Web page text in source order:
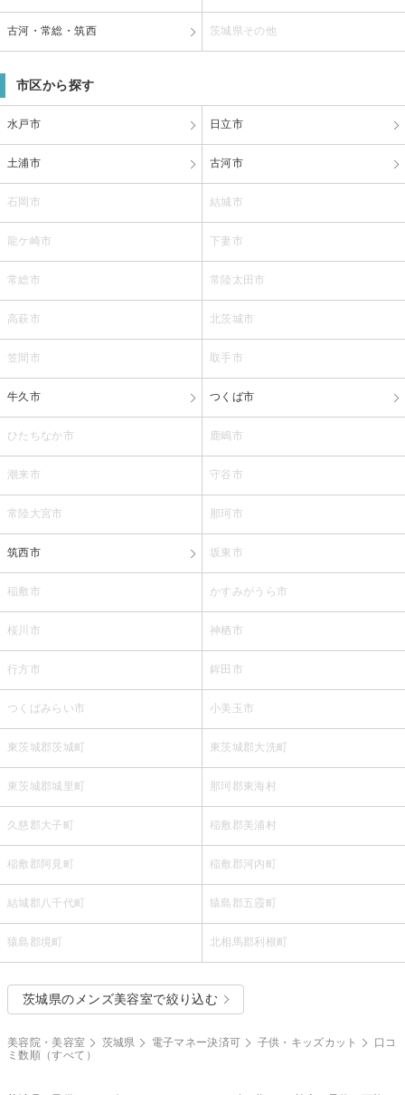
古河・常総・筑西 茨城県その他
市区から探す
水戸市 日立市
土浦市 古河市
石岡市 結城市
龍ケ崎市 下妻市
常総市 常陸太田市
高萩市 北茨城市
笠間市 取手市
牛久市 つくば市
ひたちなか市 鹿嶋市
潮来市 守谷市
常陸大宮市 那珂市
筑西市 坂東市
稲敷市 かすみがうら市
桜川市 神栖市
行方市 鉾田市
つくばみらい市 小美玉市
東茨城郡茨城町 東茨城郡大洗町
東茨城郡城里町 那珂郡東海村
久慈郡大子町 稲敷郡美浦村
稲敷郡阿見町 稲敷郡河内町
結城郡八千代町 猿島郡五霞町
猿島郡境町 北相馬郡利根町
茨城県のメンズ美容室で絞り込む
美容院・美容室 茨城県 電子マネー決済可 子供・キッズカット
口コ
ミ数順（すべて）